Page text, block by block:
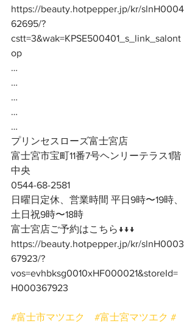
https://beauty.hotpepper.jp/kr/slnH0004
62695/?
cstt=3&wak=KPSE500401_s_link_salont
op
…
…
…
…
…
プリンセスローズ富士宮店
富士宮市宝町11番7号ヘンリーテラス1階
中央
0544-68-2581
日曜日定休、営業時間 平日9時〜19時、
土日祝9時〜18時
富士宮店ご予約はこちら↓↓↓
https://beauty.hotpepper.jp/kr/slnH0003
67923/?
vos=evhbksg0010xHF000021&storeId=
H000367923
#富士市マツエク #富士宮マツエク #